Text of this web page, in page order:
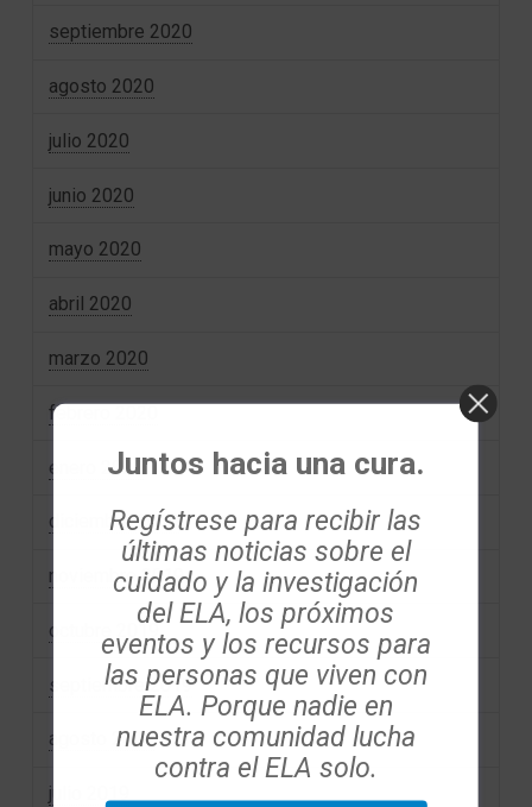
septiembre 2020
agosto 2020
julio 2020
junio 2020
mayo 2020
abril 2020
marzo 2020
febrero 2020
enero 2020
diciembre 2019
noviembre 2019
octubre 2019
septiembre 2019
agosto 2019
julio 2019
Juntos hacia una cura.
Regístrese para recibir las
últimas noticias sobre el
cuidado y la investigación
del ELA, los próximos
eventos y los recursos para
las personas que viven con
ELA. Porque nadie en
nuestra comunidad lucha
contra el ELA solo.